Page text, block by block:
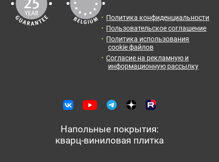
упак.
площадь:
0м2
Отправить заявку с расчетом менеджеру для
получения информации и оформления заказа.
Сообщение
Политика конфиденциальности
Пользовательское соглашение
Политика использования
cookie файлов
Согласие на рекламную и
информационную рассылку
Напольные покрытия:
кварц-виниловая плитка